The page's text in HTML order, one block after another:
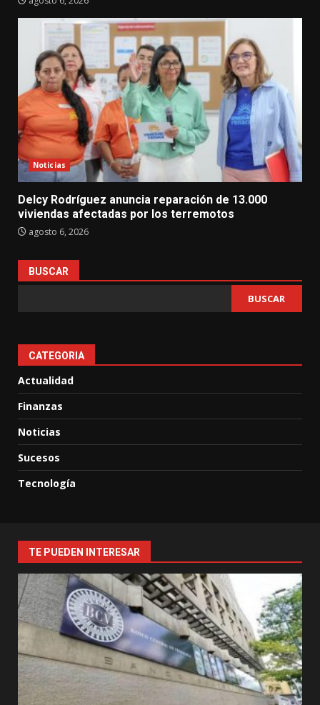
Noticias
Delcy Rodríguez anuncia reparación de 13.000
viviendas afectadas por los terremotos
agosto 6, 2026
BUSCAR
BUSCAR
CATEGORIA
Actualidad
Finanzas
Noticias
Sucesos
Tecnología
TE PUEDEN INTERESAR